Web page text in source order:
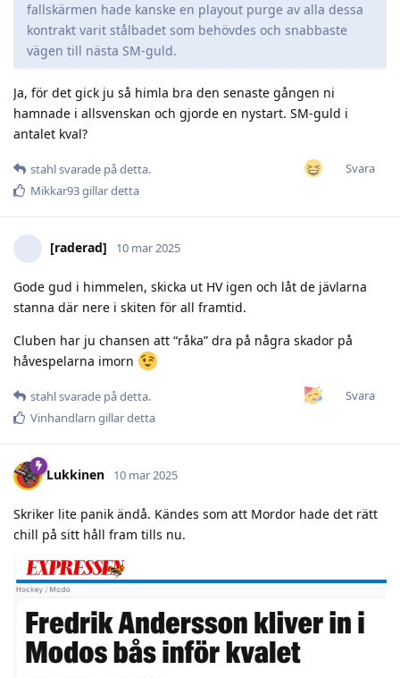
fallskärmen hade kanske en playout purge av alla dessa
kontrakt varit stålbadet som behövdes och snabbaste
vägen till nästa SM-guld.
Ja, för det gick ju så himla bra den senaste gången ni
hamnade i allsvenskan och gjorde en nystart. SM-guld i
antalet kval?
Svara
stahlsvarade på detta.
Mikkar93gillar detta
[raderad] 10 mar 2025
Gode gud i himmelen, skicka ut HV igen och låt de jävlarna
stanna där nere i skiten för all framtid.
Cluben har ju chansen att “råka” dra på några skador på
håvespelarna imorn
Svara
stahlsvarade på detta.
Vinhandlarn gillar detta
Lukkinen 10 mar 2025
Skriker lite panik ändå. Kändes som att Mordor hade det rätt
chill på sitt håll fram tills nu.